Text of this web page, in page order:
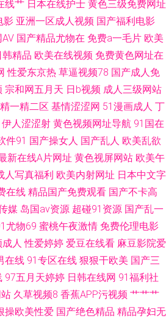
91在线视频青青草 91传媒色网站 精品久久
综合色色亭亭 大香蕉资源av 伊人东京热久久
利社 日韩肏屄视频 91大神麻豆精品 美女被入
视频 91黄日 人人看导航第一站 91伪娘在线播
在线视频 日韩精品中 91在线播放免费视频
在线观看 成人福利影院无码 国产午夜福利一
美日韩国产骚熟 俺去也综合网 色综合欧美 日
拍 先锋资源无码av 爱豆文化传媒精品网站 东
京热伊人网
线艹 日本在线护士 黄色三级免费网址
影 亚洲一区成人视频 国产福利电影
国产精品尤物在 免费a一毛片 欧美
精品 欧美在线视频 免费黄色网址在
性爱东京热 草逼视频78 国产成人免
宗和网五月天 日b视频 成人三级网站
一精二区 基情涩涩网 51漫画成人 丁
伊人涩涩射 黄色视频网址导航 91国在
件91 国产操女人 国产乱人 欧美乱欲
新在线A片网址 黄色视屏网站 欧美午
人写真福利 欧美内射网址 日本中文字
在线 精品国产免费观看 国产不卡高
媒 岛国av资源 超碰91资源 国产乱一
尤物69 蜜桃午夜激情 免费伦理电影
人 性爱婷婷 爱豆在线看 麻豆影院爱
在线 91专区在线 狠狠干欧美 国产三
97五月天婷婷 日韩在线网 91福利社
久草视频8 香蕉APP污视频 艹艹艹
操欧美性爱 国产绝色精品 精品孕妇无